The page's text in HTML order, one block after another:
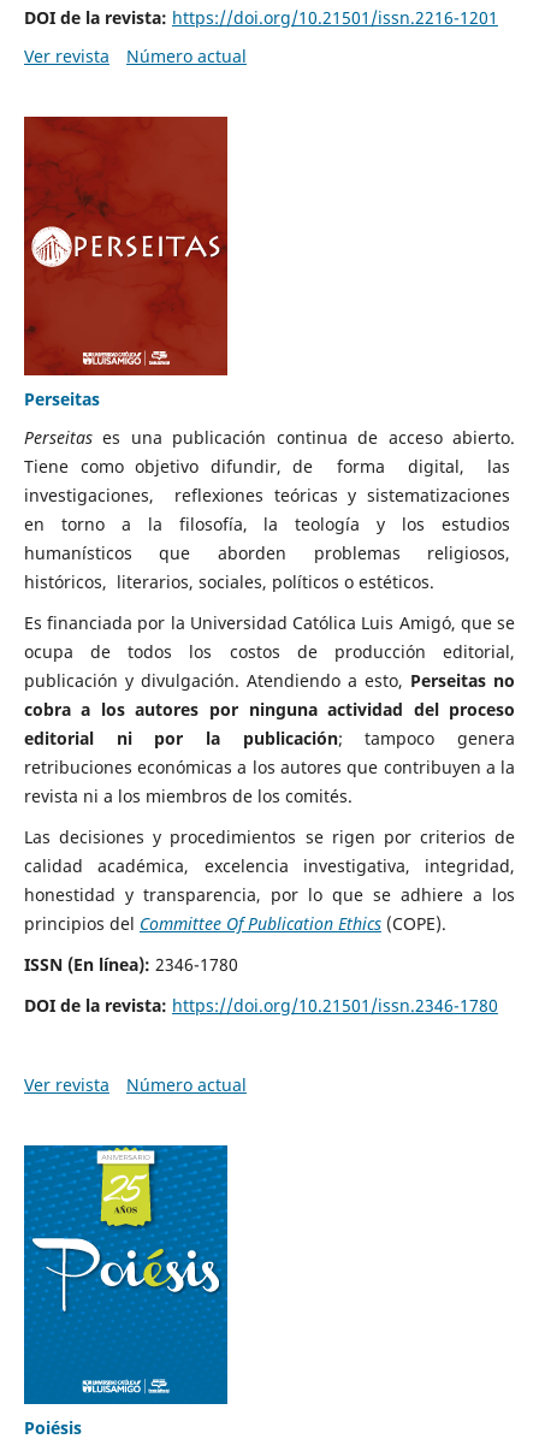
DOI de la revista: https://doi.org/10.21501/issn.2216-1201
Ver revista
Número actual
Perseitas
Perseitases una publicación continua de acceso abierto.
Tiene como objetivo difundir, de forma digital, las
investigaciones, reflexiones teóricas y sistematizaciones
en torno a la filosofía, la teología y los estudios
humanísticos que aborden problemas religiosos,
históricos, literarios, sociales, políticos o estéticos.
Es financiada por la Universidad Católica Luis Amigó, que se
ocupa de todos los costos de producción editorial,
publicación y divulgación. Atendiendo a esto, Perseitas no
cobra a los autores por ninguna actividad del proceso
editorial ni por la publicación; tampoco genera
retribuciones económicas a los autores que contribuyen a la
revista ni a los miembros de los comités.
Las decisiones y procedimientos se rigen por criterios de
calidad académica, excelencia investigativa, integridad,
honestidad y transparencia, por lo que se adhiere a los
principios del Committee Of Publication Ethics(COPE).
ISSN (En línea): 2346-1780
DOI de la revista: https://doi.org/10.21501/issn.2346-1780
Ver revista Número actual
Poiésis